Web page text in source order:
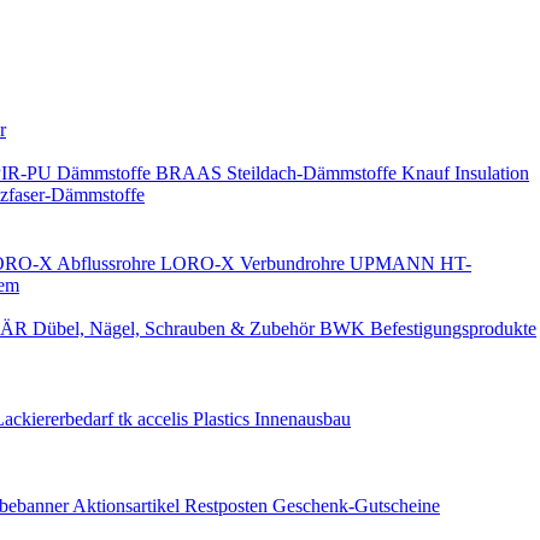
PU Dämmstoffe BRAAS Steildach-Dämmstoffe Knauf Insulation
Dämmstoffe
X Abflussrohre LORO-X Verbundrohre UPMANN HT-
Dübel, Nägel, Schrauben & ZubehörBWK Befestigungsprodukte
tk accelis Plastics Innenausbau
Aktionsartikel Restposten Geschenk-Gutscheine